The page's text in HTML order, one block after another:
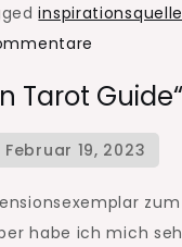
„Dein
Tarot
Guide“-
frisch
Tarot
habe ich mich